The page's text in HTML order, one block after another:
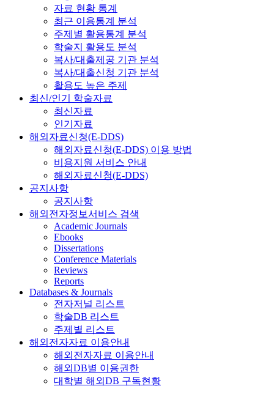
자료 현황 통계
최근 이용통계 분석
주제별 활용통계 분석
학술지 활용도 분석
복사/대출제공 기관 분석
복사/대출신청 기관 분석
활용도 높은 주제
최신/인기 학술자료
최신자료
인기자료
해외자료신청(E-DDS)
해외자료신청(E-DDS) 이용 방법
비용지원 서비스 안내
해외자료신청(E-DDS)
공지사항
공지사항
해외전자정보서비스 검색
Academic Journals
Ebooks
Dissertations
Conference Materials
Reviews
Reports
Databases & Journals
전자저널 리스트
학술DB 리스트
주제별 리스트
해외전자자료 이용안내
해외전자자료 이용안내
해외DB별 이용권한
대학별 해외DB 구독현황